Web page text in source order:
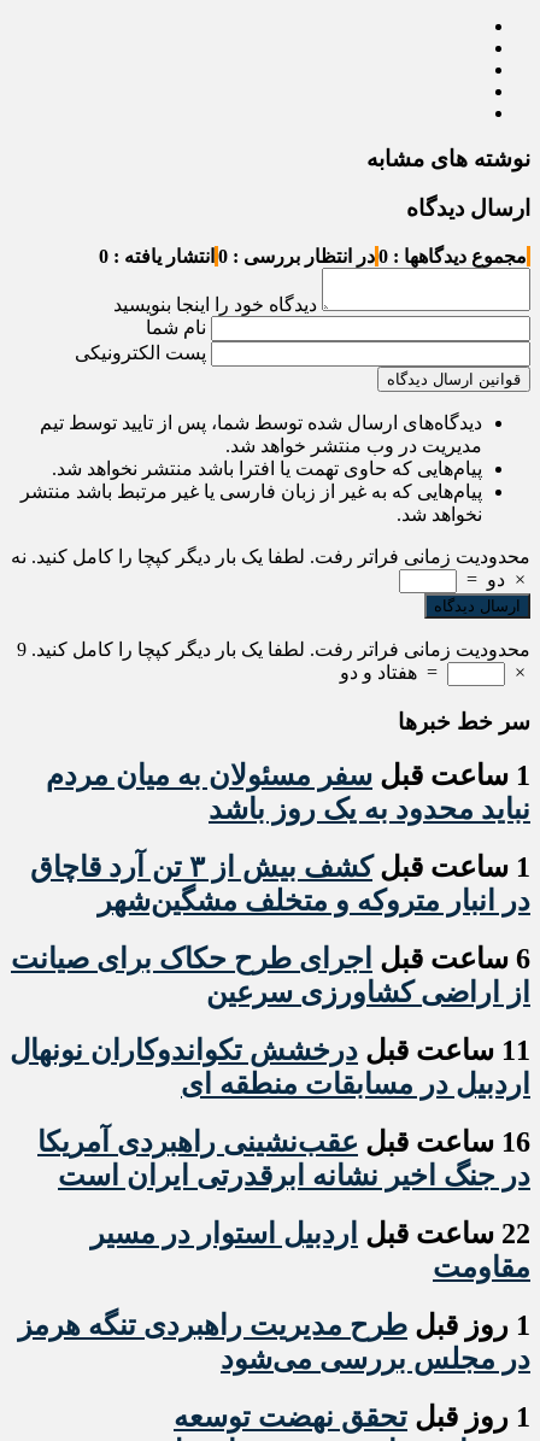
نوشته های مشابه
ارسال دیدگاه
مجموع دیدگاهها : 0 در انتظار بررسی : 0 انتشار یافته : 0
دیدگاه خود را اینجا بنویسید
نام شما
پست الکترونیکی
قوانین ارسال دیدگاه
دیدگاه‌های ارسال شده توسط شما، پس از تایید توسط تیم
مدیریت در وب منتشر خواهد شد.
پیام‌هایی که حاوی تهمت یا افترا باشد منتشر نخواهد شد.
پیام‌هایی که به غیر از زبان فارسی یا غیر مرتبط باشد منتشر
نخواهد شد.
محدودیت زمانی فراتر رفت. لطفا یک بار دیگر کپچا را کامل کنید. نه
× دو =
محدودیت زمانی فراتر رفت. لطفا یک بار دیگر کپچا را کامل کنید. 9
×
= هفتاد و دو
سر خط خبرها
1 ساعت قبل
سفر مسئولان به میان مردم
نباید محدود به یک روز باشد
1 ساعت قبل
کشف بیش از ۳ تن آرد قاچاق
در انبار متروکه و متخلف مشگین‌شهر
6 ساعت قبل
اجرای طرح حکاک برای صیانت
از اراضی کشاورزی سرعین
11 ساعت قبل
درخشش تکواندوکاران نونهال
اردبیل در مسابقات منطقه ای
16 ساعت قبل
عقب‌نشینی راهبردی آمریکا
در جنگ اخیر نشانه ابرقدرتی ایران است
22 ساعت قبل
اردبیل استوار در مسیر
مقاومت
1 روز قبل
طرح مدیریت راهبردی تنگه هرمز
در مجلس بررسی می‌شود
1 روز قبل
تحقق نهضت توسعه